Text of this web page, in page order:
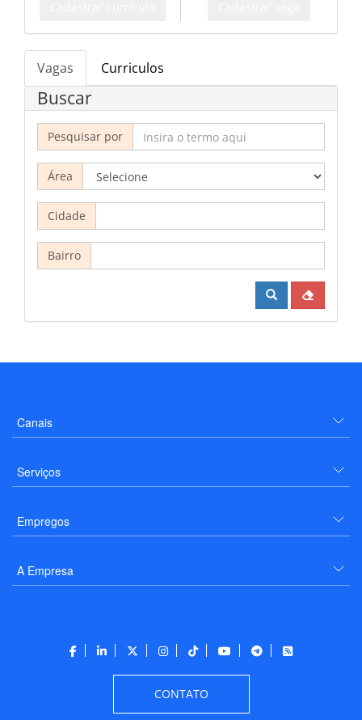
Vagas Curriculos
Buscar
Pesquisar por
Área
Cidade
Bairro
Canais
Serviços
Empregos
A Empresa
CONTATO